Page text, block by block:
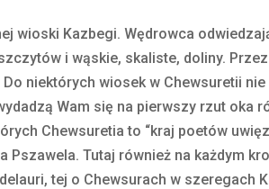
wioski Kazbegi. Wędrowca
i wąskie, skaliste, doliny.
niektórych wiosek w Chewsuretii
Wam się na pierwszy rzut oka
Chewsuretia to “kraj poetów
Tutaj również na każdym
tej o Chewsurach w szeregach